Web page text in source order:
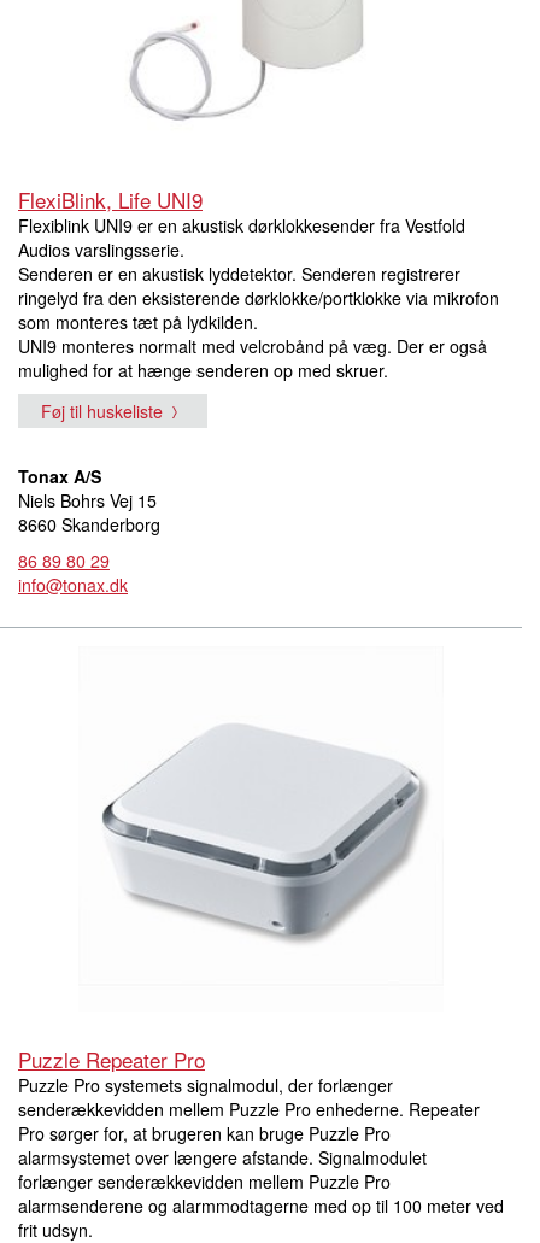
FlexiBlink, Life UNI9
Flexiblink UNI9 er en akustisk dørklokkesender fra Vestfold
Audios varslingsserie.
Senderen er en akustisk lyddetektor. Senderen registrerer
ringelyd fra den eksisterende dørklokke/portklokke via mikrofon
som monteres tæt på lydkilden.
UNI9 monteres normalt med velcrobånd på væg. Der er også
mulighed for at hænge senderen op med skruer.
Føj til huskeliste
Tonax A/S
Niels Bohrs Vej 15
8660 Skanderborg
86 89 80 29
info@tonax.dk
Puzzle Repeater Pro
Puzzle Pro systemets signalmodul, der forlænger
senderækkevidden mellem Puzzle Pro enhederne. Repeater
Pro sørger for, at brugeren kan bruge Puzzle Pro
alarmsystemet over længere afstande. Signalmodulet
forlænger senderækkevidden mellem Puzzle Pro
alarmsenderene og alarmmodtagerne med op til 100 meter ved
frit udsyn.